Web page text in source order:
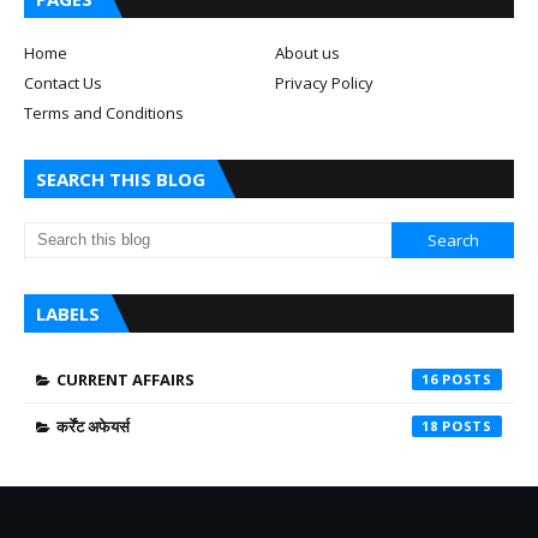
Home
About us
Contact Us
Privacy Policy
Terms and Conditions
SEARCH THIS BLOG
LABELS
CURRENT AFFAIRS 16
कर्रेंट अफेयर्स 18